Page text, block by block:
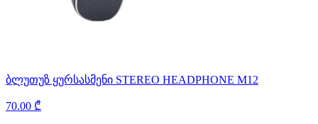
ბლუთუზ ყურსასმენი STEREO HEADPHONE M12
70.00 ₾